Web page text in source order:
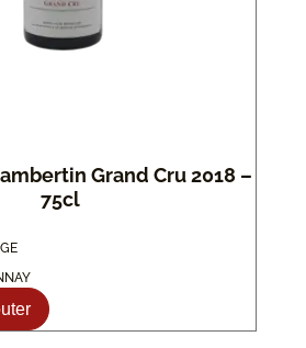
Grand Cru 2018 –
75cl